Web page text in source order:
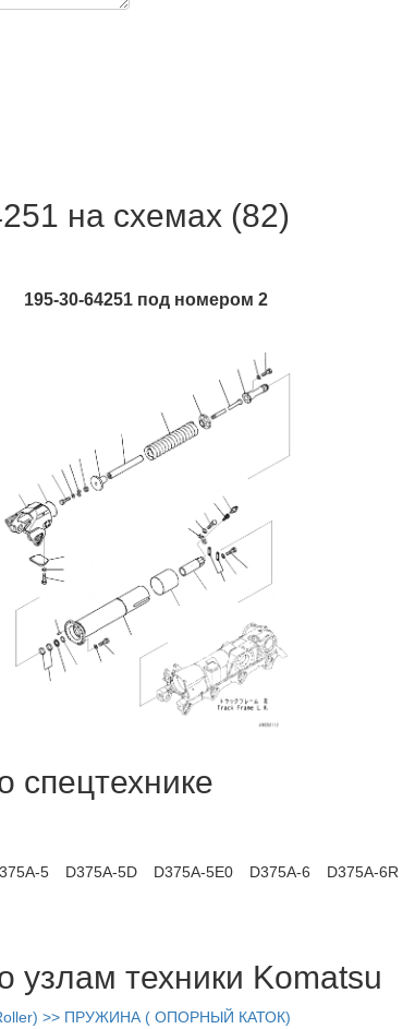
на схемах (82)
195-30-64251 под номером 2
спецтехнике
5 D375A-5D D375A-5E0 D375A-6 D375A-6R
техники Komatsu
>> ПРУЖИНА ( ОПОРНЫЙ КАТОК)